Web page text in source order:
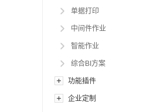
单据打印
中间件作业
智能作业
综合BI方案
功能插件
企业定制